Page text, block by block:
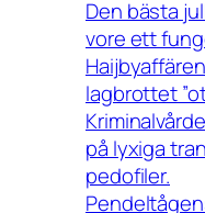
Den bästa
vore ett
lagbrottet
på lyxiga
pedofiler.